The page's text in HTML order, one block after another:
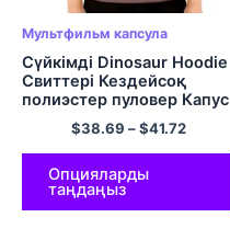
Мультфильм капсула
Сүйкімді Dinosaur Hoodie
Свиттері Кездейсоқ
полиэстер пуловер Капус
Қоңыр
$38.69 –$41.72
Опцияларды
таңдаңыз